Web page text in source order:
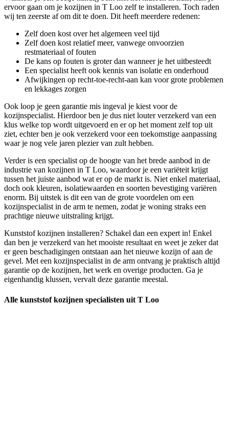
ervoor gaan om je kozijnen in T Loo zelf te installeren. Toch raden
wij ten zeerste af om dit te doen. Dit heeft meerdere redenen:
Zelf doen kost over het algemeen veel tijd
Zelf doen kost relatief meer, vanwege onvoorzien
restmateriaal of fouten
De kans op fouten is groter dan wanneer je het uitbesteedt
Een specialist heeft ook kennis van isolatie en onderhoud
Afwijkingen op recht-toe-recht-aan kan voor grote problemen
en lekkages zorgen
Ook loop je geen garantie mis ingeval je kiest voor de
kozijnspecialist. Hierdoor ben je dus niet louter verzekerd van een
klus welke top wordt uitgevoerd en er op het moment zelf top uit
ziet, echter ben je ook verzekerd voor een toekomstige aanpassing
waar je nog vele jaren plezier van zult hebben.
Verder is een specialist op de hoogte van het brede aanbod in de
industrie van kozijnen in T Loo, waardoor je een variëteit krijgt
tussen het juiste aanbod wat er op de markt is. Niet enkel materiaal,
doch ook kleuren, isolatiewaarden en soorten bevestiging variëren
enorm. Bij uitstek is dit een van de grote voordelen om een
kozijnspecialist in de arm te nemen, zodat je woning straks een
prachtige nieuwe uitstraling krijgt.
Kunststof kozijnen installeren? Schakel dan een expert in! Enkel
dan ben je verzekerd van het mooiste resultaat en weet je zeker dat
er geen beschadigingen ontstaan aan het nieuwe kozijn of aan de
gevel. Met een kozijnspecialist in de arm ontvang je praktisch altijd
garantie op de kozijnen, het werk en overige producten. Ga je
eigenhandig klussen, vervalt deze garantie meestal.
Alle kunststof kozijnen specialisten uit T Loo